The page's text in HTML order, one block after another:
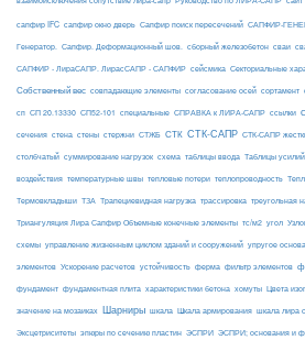
сапфир IFC сапфир окно дверь Сапфир поиск пересечений САПФИР-
Генератор. Сапфир. Деформационный шов. сборный железобетон сваи
САПФИР - ЛираСАПР. ЛирасСАПР - САПФИР сейсмика Секториальные
Собственный вес совпадающие элементы согласование осей сортамент
сп СП 20.13330 СП52-101 специальные СПРАВКА к ЛИРА-САПР ссылки
сечения стена стены стержни СТЖБ СТК СТК-САПР СТК-САПР
столбчатый суммирование нагрузок схема таблицы ввода Таблицы усилий
воздействия температурные швы тепловые потери теплопроводность
Термовкладыши ТЗА Трапециевидная нагрузка трассировка треугольная
Триангуляция Лира Сапфир Объемные конечные элементы тс/м2 угол
схемы управление жизненным циклом зданий и сооружений упругое
элементов Ускорение расчетов устойчивость ферма фильтр элементов
фундамент фундаментная плита характеристики бетона хомуты Цвета
значение на мозаиках Шарниры шкала Шкала армирования шкала лира
Эксцетриситеты эпюры по сечению пластин ЭСПРИ ЭСПРИ; основания и